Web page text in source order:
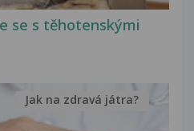
se s těhotenskými
Jak na zdravá játra?